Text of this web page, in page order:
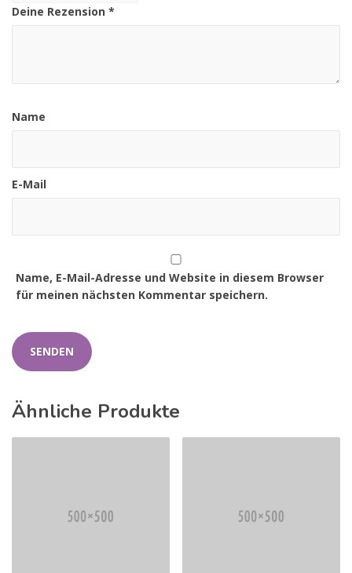
Deine Rezension *
Name
E-Mail
Name, E-Mail-Adresse und Website in diesem Browser
für meinen nächsten Kommentar speichern.
Ähnliche Produkte